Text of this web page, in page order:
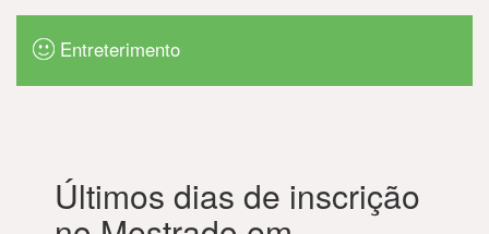
Entreterimento
Últimos dias de inscrição